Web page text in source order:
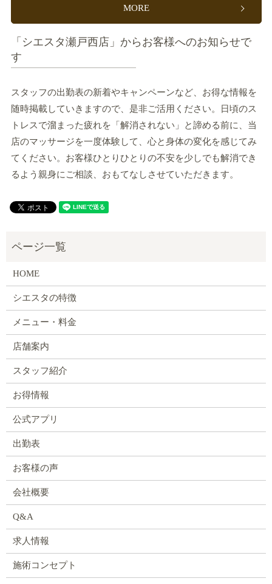
MORE
「シエスタ瀬戸西店」からお客様へのお知らせで
す
スタッフの出勤表の新着やキャンペーンなど、お得な情報を
随時掲載していきますので、是非ご活用ください。日頃のス
トレスで溜まった疲れを「解消されない」と諦める前に、当
店のマッサージを一度体験して、心と身体の変化を感じてみ
てください。お客様ひとりひとりの不安を少しでも解消でき
るよう親身にご相談、おもてなしさせていただきます。
HOME
シエスタの特徴
メニュー・料金
店舗案内
スタッフ紹介
お得情報
公式アプリ
出勤表
お客様の声
会社概要
Q&A
求人情報
施術コンセプト